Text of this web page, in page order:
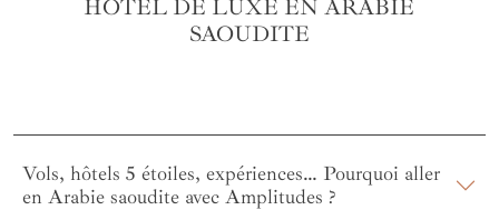
HÔTEL DE LUXE EN ARABIE
SAOUDITE
Vols, hôtels 5 étoiles, expériences… Pourquoi aller
en Arabie saoudite avec Amplitudes ?